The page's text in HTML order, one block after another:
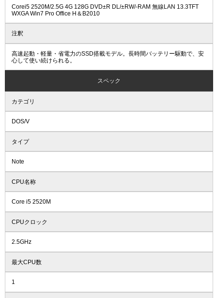
Corei5 2520M/2.5G 4G 128G DVD±R DL/±RW/-RAM 無線LAN 13.3TFT
WXGA Win7 Pro Office H＆B2010
注釈
高速起動・軽量・省電力のSSD搭載モデル。長時間バッテリー駆動で、安
心して使い続けられる。
スペック
カテゴリ
DOS/V
タイプ
Note
CPU名称
Core i5 2520M
CPUクロック
2.5GHz
最大CPU数
1